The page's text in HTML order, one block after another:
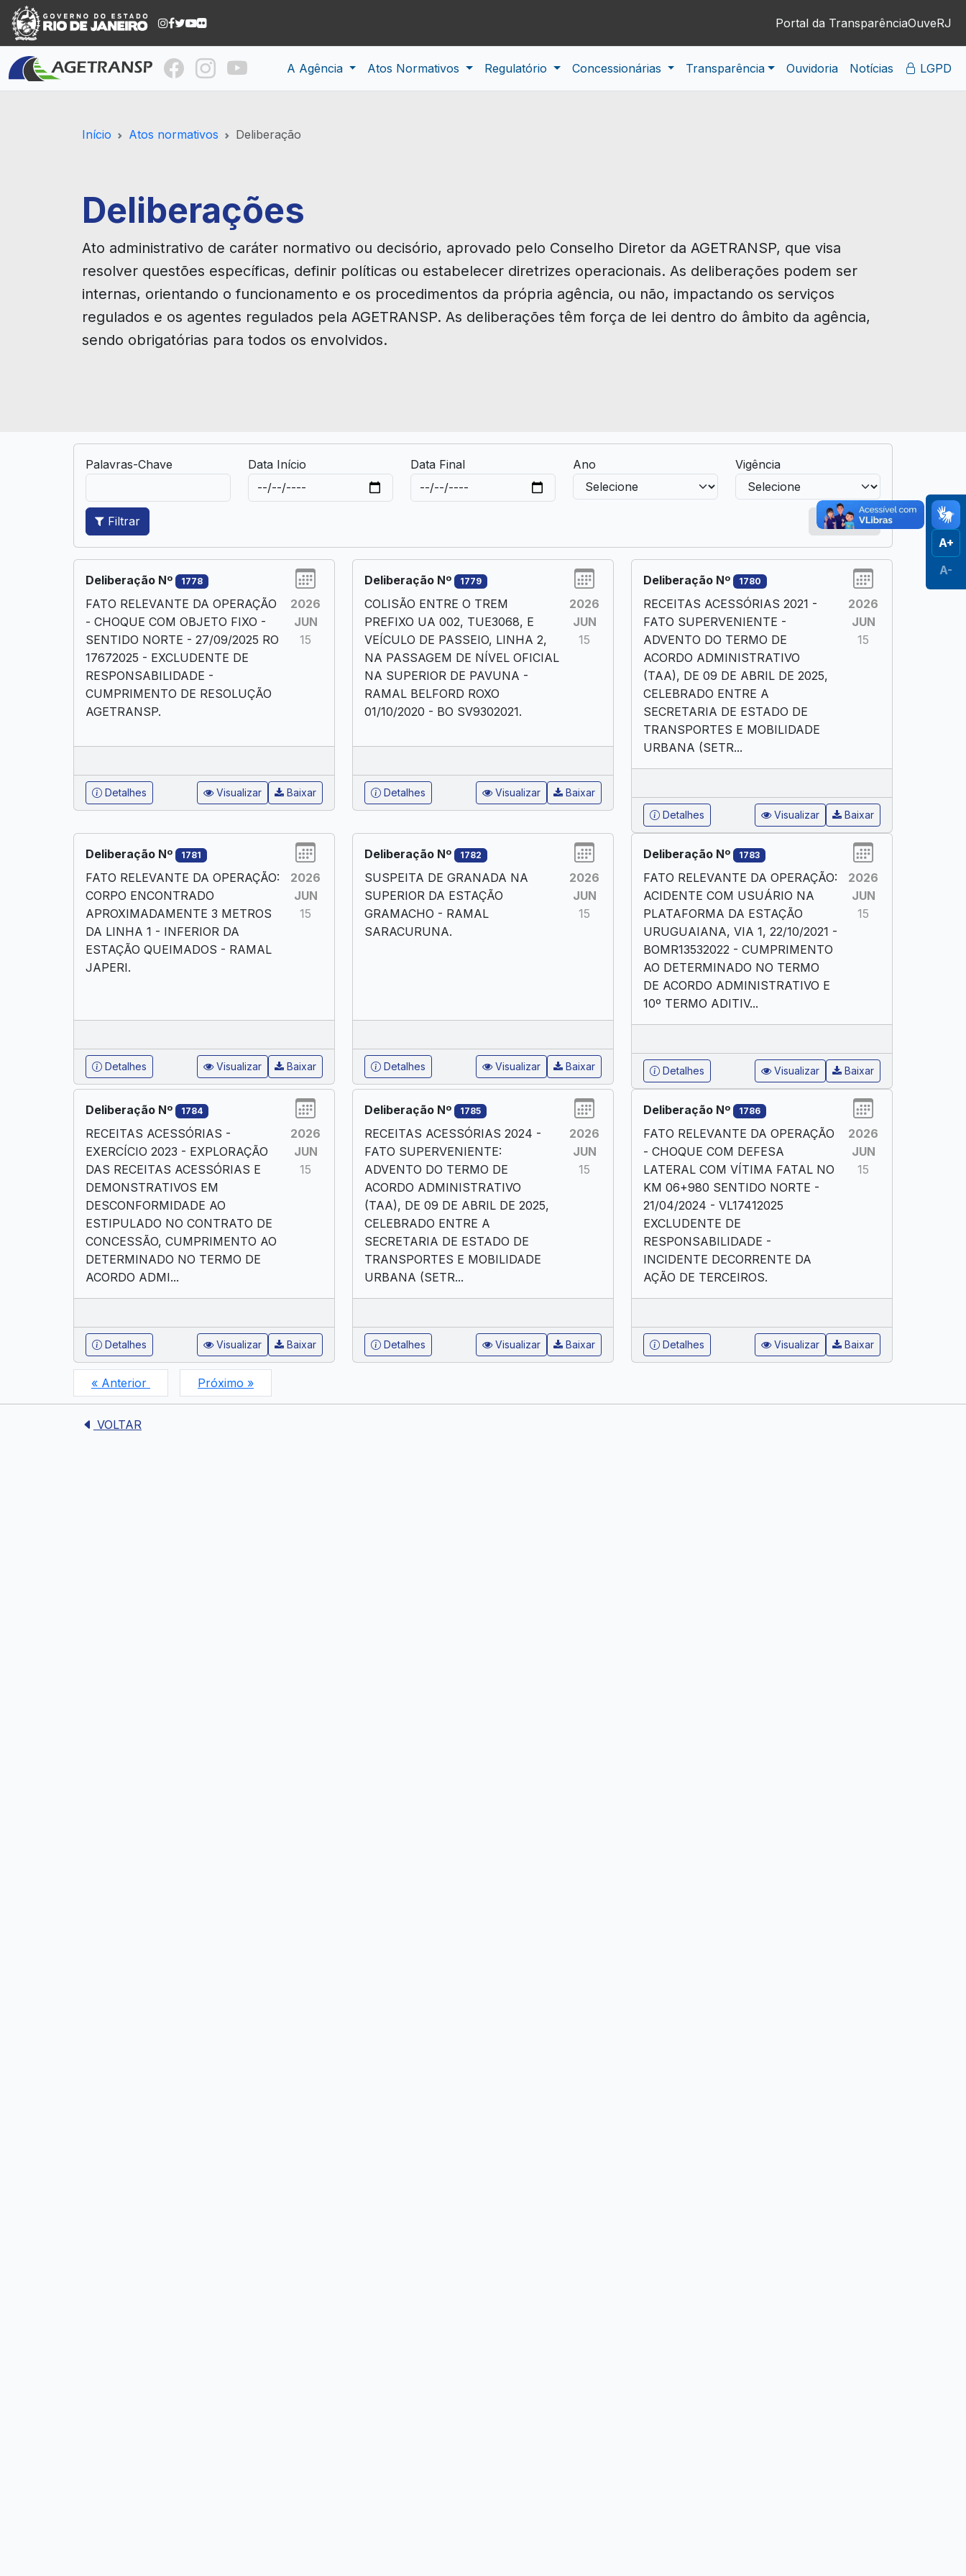
Portal da TransparênciaOuveRJ
A Agência Atos Normativos Regulatório Concessionárias Transparência Ouvidoria Notícias LGPD
Início Atos normativos Deliberação
Deliberações
Ato administrativo de caráter normativo ou decisório, aprovado pelo Conselho Diretor da AGETRANSP, que visa
resolver questões específicas, definir políticas ou estabelecer diretrizes operacionais. As deliberações podem ser
internas, orientando o funcionamento e os procedimentos da própria agência, ou não, impactando os serviços
regulados e os agentes regulados pela AGETRANSP. As deliberações têm força de lei dentro do âmbito da agência,
sendo obrigatórias para todos os envolvidos.
Palavras-Chave Data Início Data Final Ano Vigência
Filtrar Limpar
Deliberação Nº 1778
FATO RELEVANTE DA OPERAÇÃO
- CHOQUE COM OBJETO FIXO -
SENTIDO NORTE - 27/09/2025 RO
17672025 - EXCLUDENTE DE
RESPONSABILIDADE -
CUMPRIMENTO DE RESOLUÇÃO
AGETRANSP.
2026
JUN
15
Detalhes Visualizar Baixar
Deliberação Nº 1779
COLISÃO ENTRE O TREM
PREFIXO UA 002, TUE3068, E
VEÍCULO DE PASSEIO, LINHA 2,
NA PASSAGEM DE NÍVEL OFICIAL
NA SUPERIOR DE PAVUNA -
RAMAL BELFORD ROXO
01/10/2020 - BO SV9302021.
2026
JUN
15
Detalhes Visualizar Baixar
Deliberação Nº 1780
RECEITAS ACESSÓRIAS 2021 -
FATO SUPERVENIENTE -
ADVENTO DO TERMO DE
ACORDO ADMINISTRATIVO
(TAA), DE 09 DE ABRIL DE 2025,
CELEBRADO ENTRE A
SECRETARIA DE ESTADO DE
TRANSPORTES E MOBILIDADE
URBANA (SETR...
2026
JUN
15
Detalhes Visualizar Baixar
Deliberação Nº 1781
FATO RELEVANTE DA OPERAÇÃO:
CORPO ENCONTRADO
APROXIMADAMENTE 3 METROS
DA LINHA 1 - INFERIOR DA
ESTAÇÃO QUEIMADOS - RAMAL
JAPERI.
2026
JUN
15
Detalhes Visualizar Baixar
Deliberação Nº 1782
SUSPEITA DE GRANADA NA
SUPERIOR DA ESTAÇÃO
GRAMACHO - RAMAL
SARACURUNA.
2026
JUN
15
Detalhes Visualizar Baixar
Deliberação Nº 1783
FATO RELEVANTE DA OPERAÇÃO:
ACIDENTE COM USUÁRIO NA
PLATAFORMA DA ESTAÇÃO
URUGUAIANA, VIA 1, 22/10/2021 -
BOMR13532022 - CUMPRIMENTO
AO DETERMINADO NO TERMO
DE ACORDO ADMINISTRATIVO E
10º TERMO ADITIV...
2026
JUN
15
Detalhes Visualizar Baixar
Deliberação Nº 1784
RECEITAS ACESSÓRIAS -
EXERCÍCIO 2023 - EXPLORAÇÃO
DAS RECEITAS ACESSÓRIAS E
DEMONSTRATIVOS EM
DESCONFORMIDADE AO
ESTIPULADO NO CONTRATO DE
CONCESSÃO, CUMPRIMENTO AO
DETERMINADO NO TERMO DE
ACORDO ADMI...
2026
JUN
15
Detalhes Visualizar Baixar
Deliberação Nº 1785
RECEITAS ACESSÓRIAS 2024 -
FATO SUPERVENIENTE:
ADVENTO DO TERMO DE
ACORDO ADMINISTRATIVO
(TAA), DE 09 DE ABRIL DE 2025,
CELEBRADO ENTRE A
SECRETARIA DE ESTADO DE
TRANSPORTES E MOBILIDADE
URBANA (SETR...
2026
JUN
15
Detalhes Visualizar Baixar
Deliberação Nº 1786
FATO RELEVANTE DA OPERAÇÃO
- CHOQUE COM DEFESA
LATERAL COM VÍTIMA FATAL NO
KM 06+980 SENTIDO NORTE -
21/04/2024 - VL17412025
EXCLUDENTE DE
RESPONSABILIDADE -
INCIDENTE DECORRENTE DA
AÇÃO DE TERCEIROS.
2026
JUN
15
Detalhes Visualizar Baixar
« Anterior Próximo »
VOLTAR
A+
A-